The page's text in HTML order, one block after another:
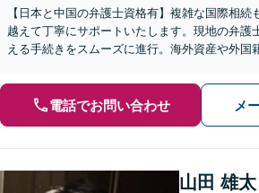
【日本と中国の弁護士資格有】複雑な国際相続
越えて丁寧にサポートいたします。現地の弁護
える手続きをスムーズに進行。海外資産や外国
電話でお問い合わせ メ
山田 雄太